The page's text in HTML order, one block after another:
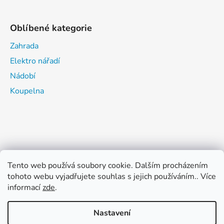
Tento web používá soubory cookie. Dalším procházením
tohoto webu vyjadřujete souhlas s jejich používáním.. Více
informacízde.
Nastavení
Oblíbené kategorie
Zahrada
Elektro nářadí
Nádobí
Koupelna